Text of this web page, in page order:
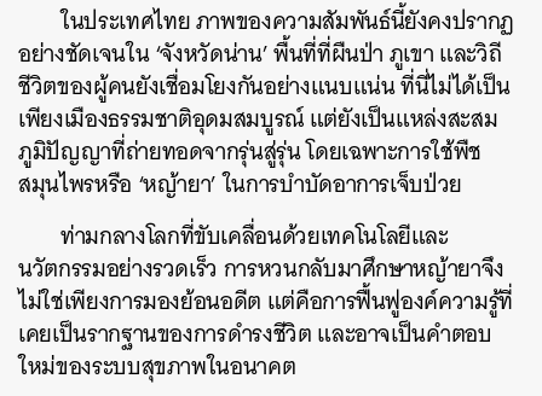
ในประเทศไทย ภาพของความสัมพันธ์นี้ยังคงปรากฏ
อย่างชัดเจนใน ‘จังหวัดน่าน’ พื้นที่ที่ผืนป่า ภูเขา และวิถี
ชีวิตของผู้คนยังเชื่อมโยงกันอย่างแนบแน่น ที่นี่ไม่ได้เป็น
เพียงเมืองธรรมชาติอุดมสมบูรณ์ แต่ยังเป็นแหล่งสะสม
ภูมิปัญญาที่ถ่ายทอดจากรุ่นสู่รุ่น โดยเฉพาะการใช้พืช
สมุนไพรหรือ ‘หญ้ายา’ ในการบำบัดอาการเจ็บป่วย
ท่ามกลางโลกที่ขับเคลื่อนด้วยเทคโนโลยีและ
นวัตกรรมอย่างรวดเร็ว การหวนกลับมาศึกษาหญ้ายาจึง
ไม่ใช่เพียงการมองย้อนอดีต แต่คือการฟื้นฟูองค์ความรู้ที่
เคยเป็นรากฐานของการดำรงชีวิต และอาจเป็นคำตอบ
ใหม่ของระบบสุขภาพในอนาคต